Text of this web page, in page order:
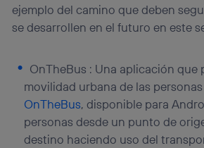
ejemplo del camino que deben
se desarrollen en el futuro en este
OnTheBus : Una aplicación que
movilidad urbana de las
OnTheBus, disponible para
personas desde un punto de
destino haciendo uso del